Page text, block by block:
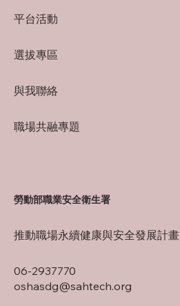
平台活動
選拔專區
與我聯絡
職場共融專題
勞動部職業安全衛生署
推動職場永續健康與安全發展計畫
06-2937770
oshasdg@sahtech.org